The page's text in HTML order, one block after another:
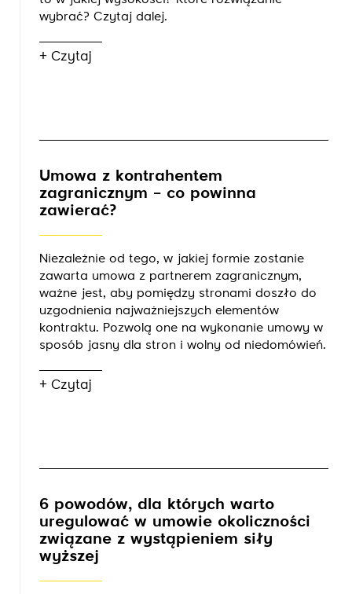
wybrać? Czytaj dalej.
+ Czytaj
Umowa z kontrahentem
zagranicznym – co powinna
zawierać?
Niezależnie od tego, w jakiej formie zostanie
zawarta umowa z partnerem zagranicznym,
ważne jest, aby pomiędzy stronami doszło do
uzgodnienia najważniejszych elementów
kontraktu. Pozwolą one na wykonanie umowy w
sposób jasny dla stron i wolny od niedomówień.
+ Czytaj
6 powodów, dla których warto
uregulować w umowie okoliczności
związane z wystąpieniem siły
wyższej